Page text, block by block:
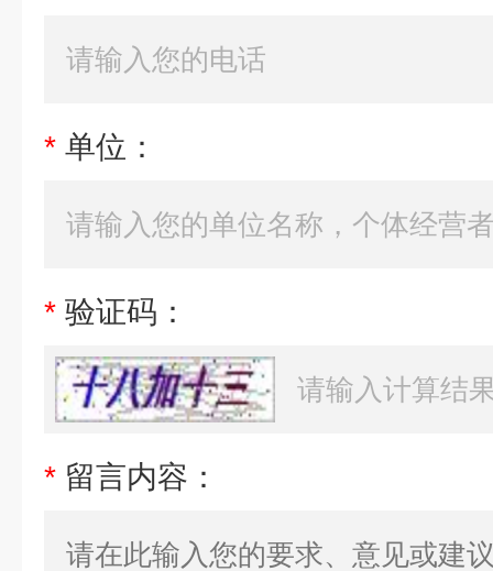
* 单位：
* 验证码：
* 留言内容：